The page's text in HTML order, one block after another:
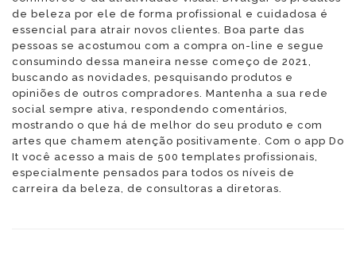
de beleza por ele de forma profissional e cuidadosa é
essencial para atrair novos clientes. Boa parte das
pessoas se acostumou com a compra on-line e segue
consumindo dessa maneira nesse começo de 2021,
buscando as novidades, pesquisando produtos e
opiniões de outros compradores. Mantenha a sua rede
social sempre ativa, respondendo comentários,
mostrando o que há de melhor do seu produto e com
artes que chamem atenção positivamente. Com o app Do
It você acesso a mais de 500 templates profissionais,
especialmente pensados para todos os níveis de
carreira da beleza, de consultoras a diretoras.